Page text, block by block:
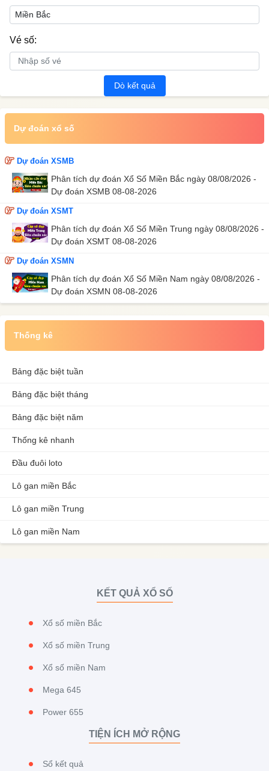
Vé số:
Dò kết quả
Dự đoán xổ số
Dự đoán XSMB
Phân tích dự đoán Xổ Số Miền Bắc ngày 08/08/2026 -
Dự đoán XSMB 08-08-2026
Dự đoán XSMT
Phân tích dự đoán Xổ Số Miền Trung ngày 08/08/2026 -
Dự đoán XSMT 08-08-2026
Dự đoán XSMN
Phân tích dự đoán Xổ Số Miền Nam ngày 08/08/2026 -
Dự đoán XSMN 08-08-2026
Thống kê
Bảng đặc biệt tuần
Bảng đặc biệt tháng
Bảng đặc biệt năm
Thống kê nhanh
Đầu đuôi loto
Lô gan miền Bắc
Lô gan miền Trung
Lô gan miền Nam
KẾT QUẢ XỔ SỐ
Xổ số miền Bắc
Xổ số miền Trung
Xổ số miền Nam
Mega 645
Power 655
TIỆN ÍCH MỞ RỘNG
Sổ kết quả